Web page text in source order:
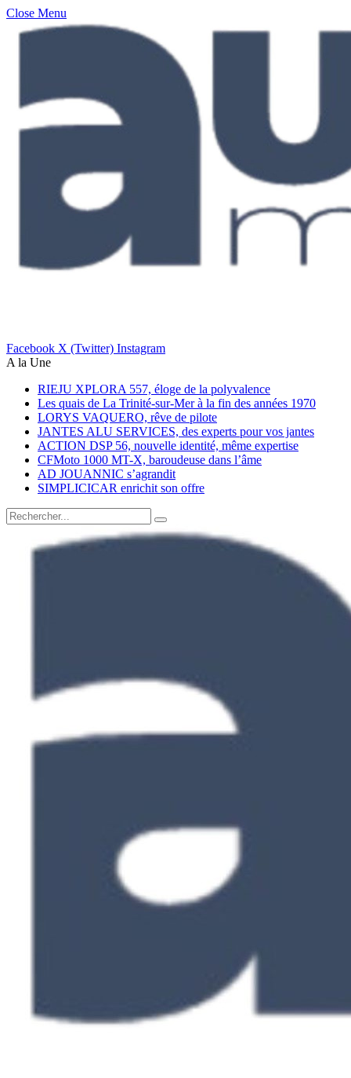
Close Menu
Facebook X (Twitter) Instagram
A la Une
RIEJU XPLORA 557, éloge de la polyvalence
Les quais de La Trinité-sur-Mer à la fin des années 1970
LORYS VAQUERO, rêve de pilote
JANTES ALU SERVICES, des experts pour vos jantes
ACTION DSP 56, nouvelle identité, même expertise
CFMoto 1000 MT-X, baroudeuse dans l’âme
AD JOUANNIC s’agrandit
SIMPLICICAR enrichit son offre